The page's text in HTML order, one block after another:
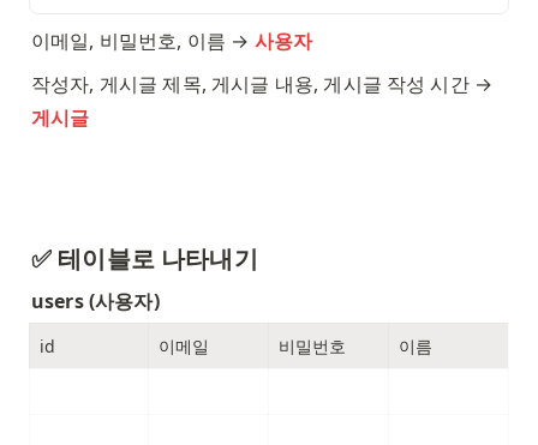
이메일, 비밀번호, 이름 → 사용자
게시글
✅ 테이블로 나타내기
users (사용자)
id 이메일 비밀번호 이름